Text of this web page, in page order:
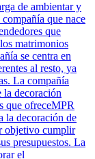
de ambientar y
que nace
que
matrimonios
se centra en
al resto, ya
La compañía
la decoración
que ofreceMPR
la decoración de
objetivo cumplir
presupuestos. La
el